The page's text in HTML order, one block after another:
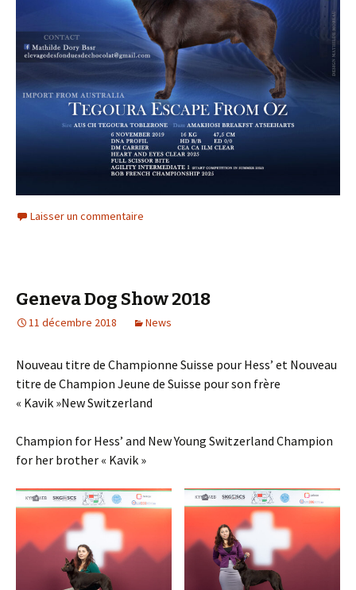
Laisser un commentaire
Geneva Dog Show 2018
11 décembre 2018 News
Nouveau titre de Championne Suisse pour Hess’ et Nouveau
titre de Champion Jeune de Suisse pour son frère
« Kavik »New Switzerland
Champion for Hess’ and New Young Switzerland Champion
for her brother « Kavik »